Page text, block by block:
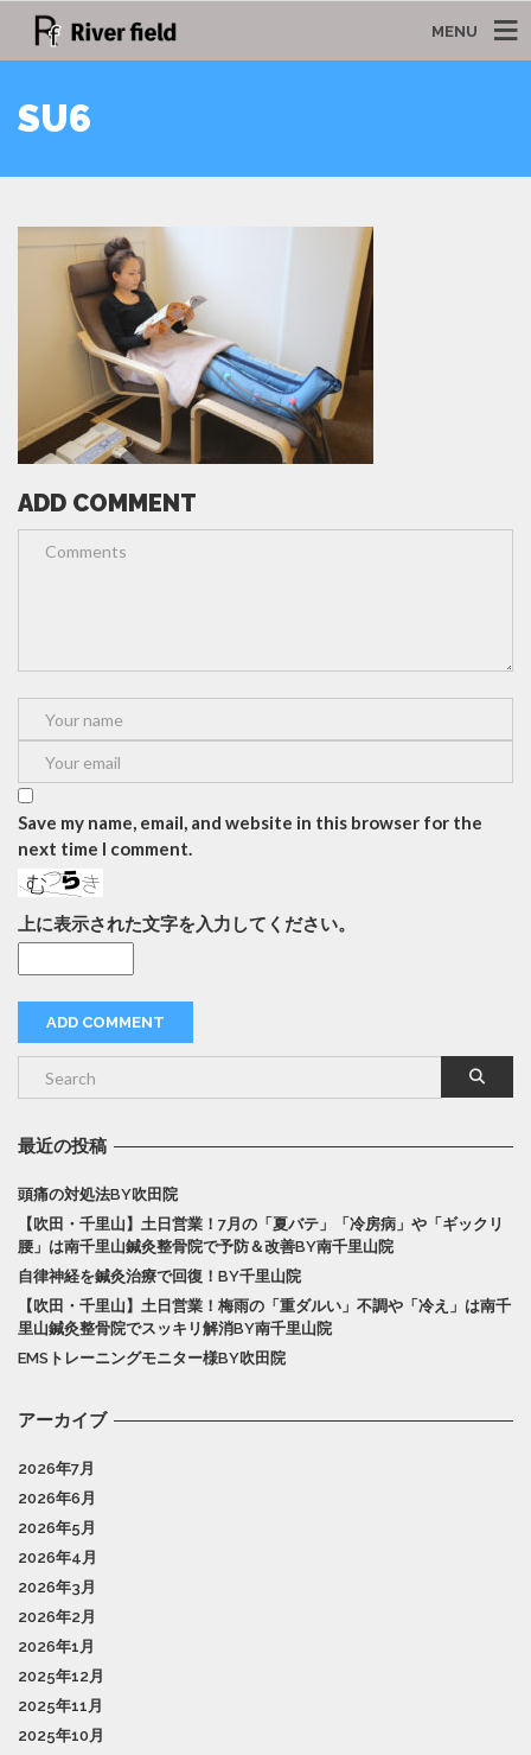
MENU
SU6
ADD COMMENT
Save my name, email, and website in this browser for the
next time I comment.
上に表示された文字を入力してください。
最近の投稿
頭痛の対処法BY吹田院
【吹田・千里山】土日営業！7月の「夏バテ」「冷房病」や「ギックリ
腰」は南千里山鍼灸整骨院で予防＆改善BY南千里山院
自律神経を鍼灸治療で回復！BY千里山院
【吹田・千里山】土日営業！梅雨の「重ダルい」不調や「冷え」は南千
里山鍼灸整骨院でスッキリ解消BY南千里山院
EMSトレーニングモニター様BY吹田院
アーカイブ
2026年7月
2026年6月
2026年5月
2026年4月
2026年3月
2026年2月
2026年1月
2025年12月
2025年11月
2025年10月